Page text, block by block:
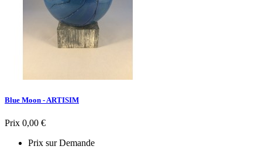
Blue Moon - ARTISIM
Prix 0,00 €
Prix sur Demande